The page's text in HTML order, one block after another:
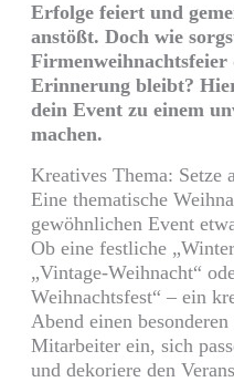
Erfolge feiert und
anstößt. Doch wie
Firmenweihnachtsfeier
Erinnerung bleibt?
dein Event zu einem
machen.
Kreatives Thema: Setze
Eine thematische
gewöhnlichen Event
Ob eine festliche
„Vintage-Weihnacht“
Weihnachtsfest“ – ein
Abend einen
Mitarbeiter ein, sich
und dekoriere den